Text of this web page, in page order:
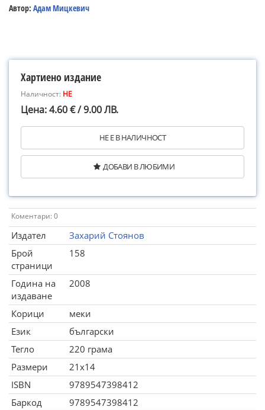
Автор: Адам Мицкевич
Хартиено издание
Наличност: НЕ
Цена: 4.60 € / 9.00 ЛВ.
НЕ Е В НАЛИЧНОСТ
ДОБАВИ В ЛЮБИМИ
Коментари: 0
Издател
Захарий Стоянов
Брой
страници
158
Година на
издаване
2008
Корици
меки
Език
български
Тегло
220 грама
Размери
21x14
ISBN
9789547398412
Баркод
9789547398412